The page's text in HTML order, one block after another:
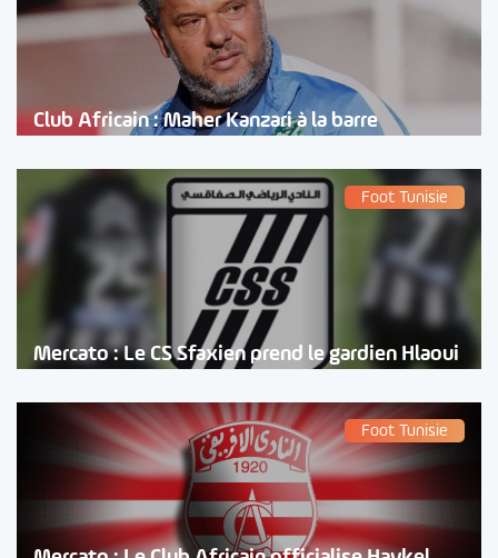
Club Africain : Maher Kanzari à la barre
Foot Tunisie
Mercato : Le CS Sfaxien prend le gardien Hlaoui
Foot Tunisie